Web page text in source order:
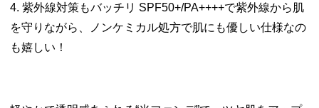
4. 紫外線対策もバッチリ SPF50+/PA++++で紫外線から肌
を守りながら、ノンケミカル処方で肌にも優しい仕様なの
も嬉しい！